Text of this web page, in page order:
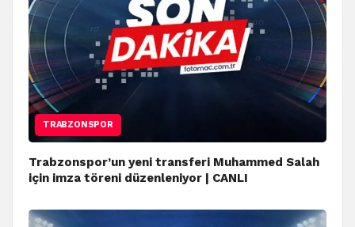
TRABZONSPOR
Trabzonspor’un yeni transferi Muhammed Salah
için imza töreni düzenleniyor | CANLI